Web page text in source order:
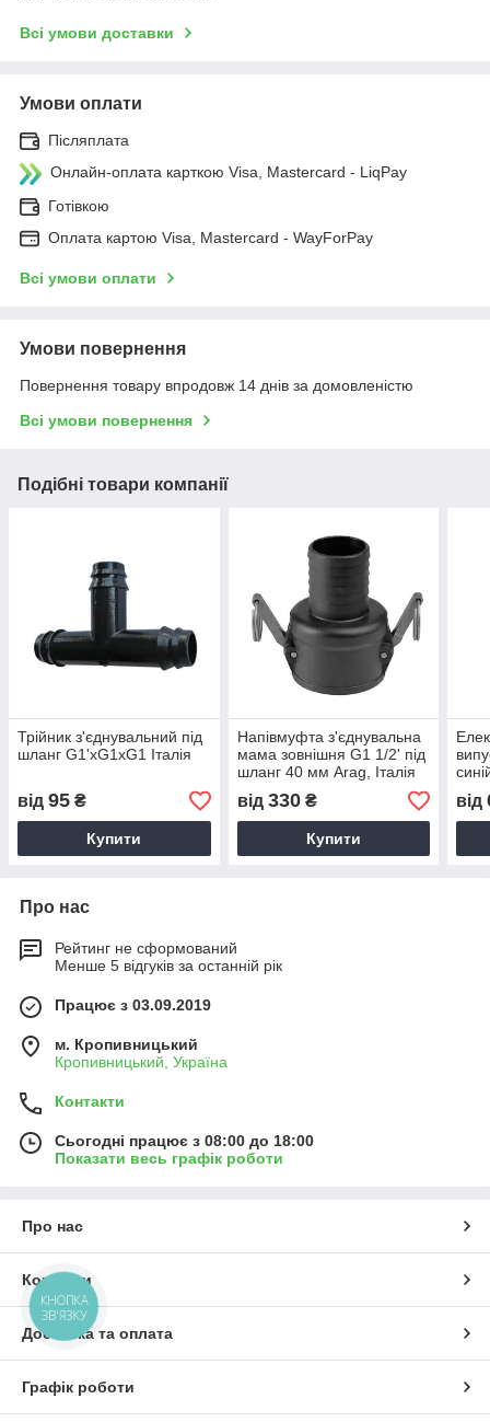
Всі умови доставки
Умови оплати
Післяплата
Онлайн-оплата карткою Visa, Mastercard - LiqPay
Готівкою
Оплата картою Visa, Mastercard - WayForPay
Всі умови оплати
Умови повернення
Повернення товару впродовж 14 днів за домовленістю
Всі умови повернення
Подібні товари компанії
Трійник з'єднувальний під
шланг G1'хG1хG1 Італія
від 95 ₴
Купити
Напівмуфта з'єднувальна
мама зовнішня G1 1/2' під
шланг 40 мм Arag, Італія
від 330₴
Купити
від
Про нас
Рейтинг не сформований
Менше 5 відгуків за останній рік
Працює з 03.09.2019
м. Кропивницький
Кропивницький, Україна
Контакти
Сьогодні працює з 08:00 до 18:00
Показати весь графік роботи
Про нас
Контакти
Доставка та оплата
Графік роботи
КНОПКА
ЗВ'ЯЗКУ